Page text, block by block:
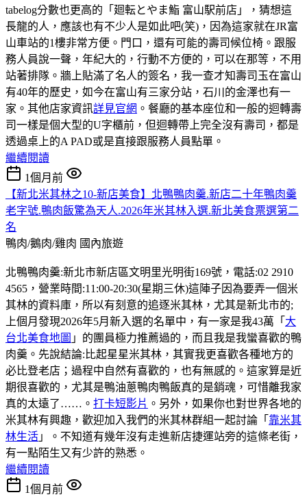
tabelog分數也更高的「廻転とやま鮨 富山駅前店」，猜想這
長龍的人，應該也有不少人是如此吧(笑)，因為這家就在JR富
山車站的1樓非常方便。門口，還有可能的壽司候位椅。跟服
務人員說一聲，年紀大的，行動不方便的，可以在那等，不用
站著排隊。牆上貼滿了名人的簽名，我一查才知壽司玉在富山
有40年的歷史，如今在富山有三家分站，石川的金澤也有一
家。其他店家資訊詳見官網 。餐廳的基本座位和一般的迴轉壽
司一樣是個大型的U字櫃前，但迴轉帶上完全沒有壽司，都是
透過桌上的A PAD或是直接跟服務人員點單。
繼續閱讀
1個月前
【新北米其林之10-新店美食】北鴨鴨肉羹.新店二十年鴨肉羹
老字號.鴨肉飯驚為天人.2026年米其林入選.新北美食票選第二
名
鴨肉/鵝肉/雞肉 國內旅遊
北鴨鴨肉羹:新北市新店區文明里光明街169號，電話:02 2910
4565，營業時間:11:00-20:30(星期三休)這陣子因為要弄一個米
其林的資料庫，所以有刻意的追逐米其林，尤其是新北市的;
上個月發現2026年5月新入選的名單中，有一家是我43萬「 大
台北美食地圖 」的團員極力推薦過的，而且我是我蠻喜歡的鴨
肉羹。先說結論:比起星星米其林，其實我更喜歡各種地方的
必比登老店；過程中自然有喜歡的，也有無感的。這家算是近
期很喜歡的，尤其是鴨油蔥鴨肉鴨飯真的是銷魂，可惜離我家
真的太遠了……。 打卡短影片 。另外，如果你也對世界各地的
米其林有興趣，歡迎加入我們的米其林群組一起討論「 靠米其
林生活 」。不知道有幾年沒有走進新店捷運站旁的這條老街，
有一點陌生又有少許的熟悉。
繼續閱讀
1個月前